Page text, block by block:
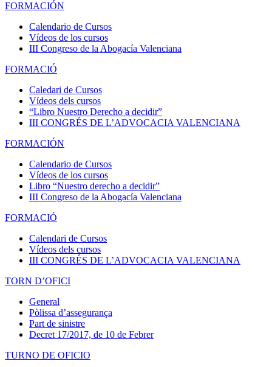
FORMACIÓN
Calendario de Cursos
Vídeos de los cursos
III Congreso de la Abogacía Valenciana
FORMACIÓ
Caledari de Cursos
Vídeos dels cursos
“Libro Nuestro Derecho a decidir”
III CONGRÉS DE L’ADVOCACIA VALENCIANA
FORMACIÓN
Calendario de Cursos
Vídeos de los cursos
Libro “Nuestro derecho a decidir”
III Congreso de la Abogacía Valenciana
FORMACIÓ
Calendari de Cursos
Vídeos dels cursos
III CONGRÉS DE L’ADVOCACIA VALENCIANA
TORN D’OFICI
General
Pòlissa d’assegurança
Part de sinistre
Decret 17/2017, de 10 de Febrer
TURNO DE OFICIO